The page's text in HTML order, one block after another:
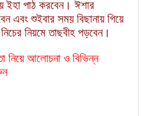
ইহা পাঠ করবেন। ঈশার
এবং শুইবার সময় বিছানায় গিয়ে
নিয়মে তাছবীহ পড়বেন।
নিয়ে আলোচনা ও বিভিন্ন